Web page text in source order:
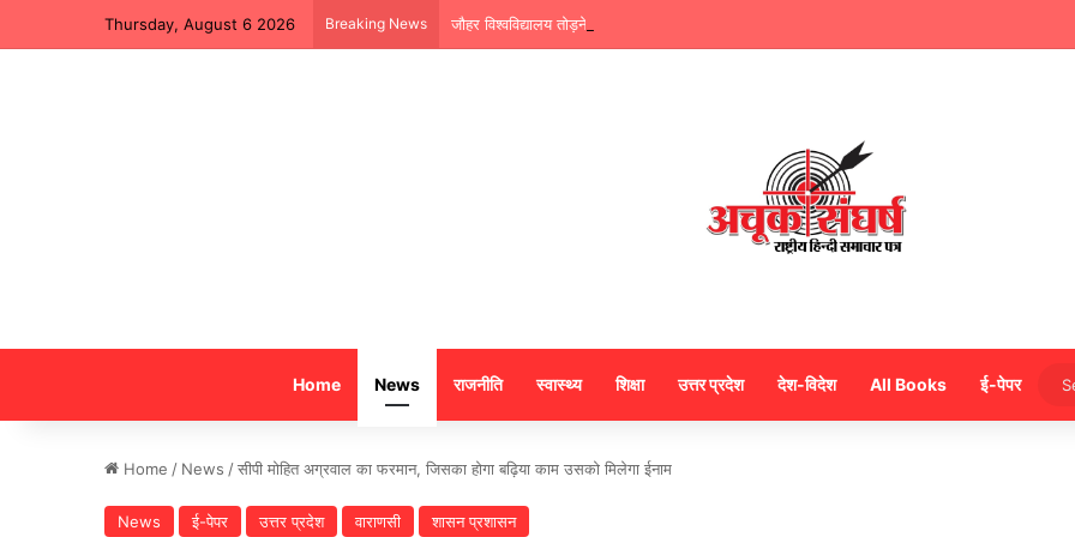
Thursday, August 6 2026 Breaking News जौहर विश्वविद्यालय तोड़ने का तुगलकी फरमान, योगी का बस बदला लेने पर है ध्यान
Home News राजनीति स्वास्थ्य शिक्षा उत्तर प्रदेश देश-विदेश All Books ई-पेपर
Home / News /सीपी मोहित अग्रवाल का फरमान, जिसका होगा बढ़िया काम उसको मिलेगा ईनाम
News ई-पेपर उत्तर प्रदेश वाराणसी शासन प्रशासन